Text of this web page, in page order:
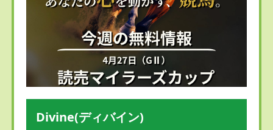
Divine(ディバイン)